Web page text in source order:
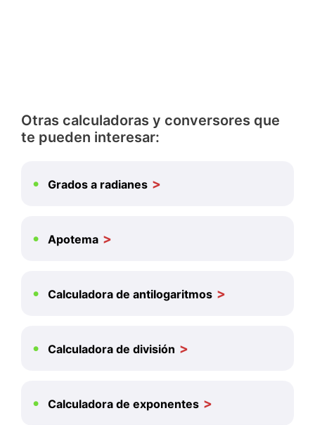
Otras calculadoras y conversores que
te pueden interesar:
Grados a radianes
Apotema
Calculadora de antilogaritmos
Calculadora de división
Calculadora de exponentes